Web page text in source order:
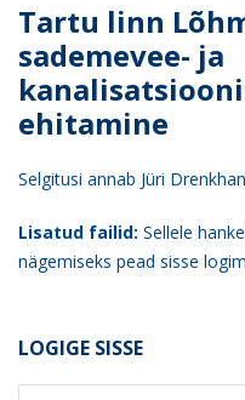
Tartu linn
sademevee- ja
ehitamine
Selgitusi annab Jüri Drenkhan
Lisatud failid: Sellele
nägemiseks pead sisse
LOGIGE SISSE